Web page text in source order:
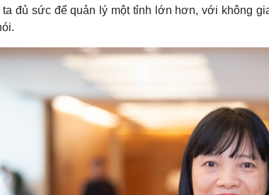
đủ sức để quản lý một tỉnh lớn hơn, với không